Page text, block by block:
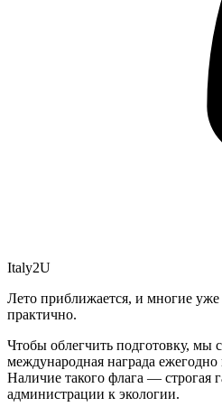
Italy2U
Лето приближается, и многие
практично.
Чтобы облегчить подготовку, мы
международная награда
Наличие такого флага — строгая
администрации к экологии.